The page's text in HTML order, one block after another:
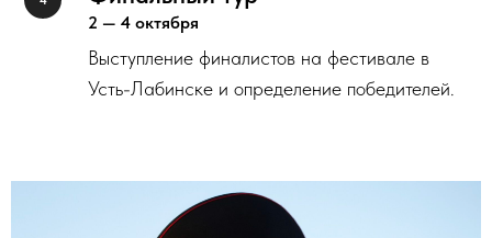
2 — 4 октября
Выступление финалистов на фестивале в
Усть-Лабинске и определение победителей.